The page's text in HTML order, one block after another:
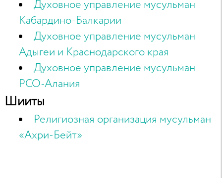
Духовное управление мусульман
Кабардино-Балкарии
Духовное управление мусульман
Адыгеи и Краснодарского края
Духовное управление мусульман
РСО-Алания
Шииты
Религиозная организация мусульман
«Ахри-Бейт»